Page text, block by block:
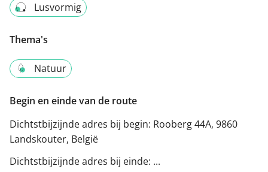
Lusvormig
Thema's
Natuur
Begin en einde van de route
Dichtstbijzijnde adres bij begin: Rooberg 44A, 9860
Landskouter, België
Dichtstbijzijnde adres bij einde: ...